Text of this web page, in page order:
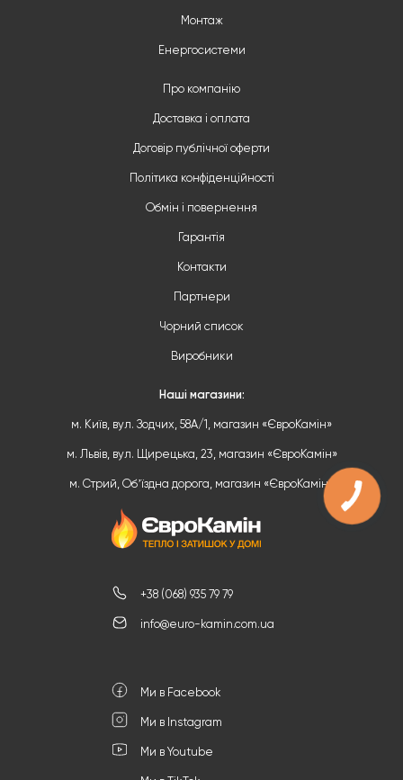
+38 (068) 935 79 79
info@euro-kamin.com.ua
Ми в Facebook
Ми в Instagram
Ми в Youtube
Монтаж
Енергосистеми
Про компанію
Доставка і оплата
Договір публічної оферти
Політика конфіденційності
Обмін і повернення
Гарантія
Контакти
Партнери
Чорний список
Виробники
Наші магазини:
м. Київ, вул. Зодчих, 58А/1, магазин «ЄвроКамін»
м. Львів, вул. Щирецька, 23, магазин «ЄвроКамін»
м. Стрий, Обʼїздна дорога, магазин «ЄвроКамін»